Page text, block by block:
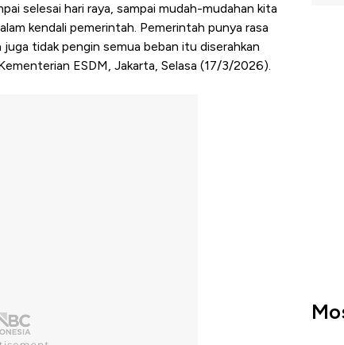
selesai hari raya, sampai mudah-mudahan kita
kendali pemerintah. Pemerintah punya rasa
tidak pengin semua beban itu diserahkan
ESDM, Jakarta, Selasa (17/3/2026).